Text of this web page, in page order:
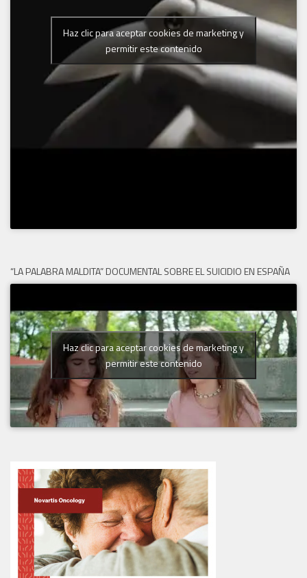
Haz clic para aceptar cookies de marketing y
permitir este contenido
“LA PALABRA MALDITA” DOCUMENTAL SOBRE EL SUICIDIO EN ESPAÑA
Haz clic para aceptar cookies de marketing y
permitir este contenido